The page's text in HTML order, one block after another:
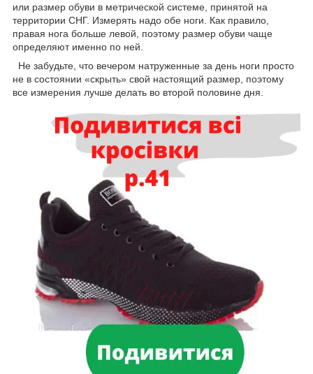
или размер обуви в метрической системе, принятой на
территории СНГ. Измерять надо обе ноги. Как правило,
правая нога больше левой, поэтому размер обуви чаще
определяют именно по ней.
Не забудьте, что вечером натруженные за день ноги просто
не в состоянии «скрыть» свой настоящий размер, поэтому
все измерения лучше делать во второй половине дня.